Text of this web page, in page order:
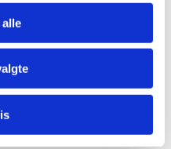
lanceres sidst på året og
kriser rundt om
opmærksomhed om
det følgende års
Process - CAP).
OCHA, står
af appellerne, som
samt udvalgte